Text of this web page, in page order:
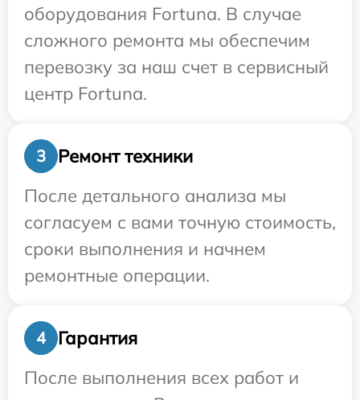
оборудования Fortuna. В случае
сложного ремонта мы обеспечим
перевозку за наш счет в сервисный
центр Fortuna.
3
Ремонт техники
После детального анализа мы
согласуем с вами точную стоимость,
сроки выполнения и начнем
ремонтные операции.
4
Гарантия
После выполнения всех работ и